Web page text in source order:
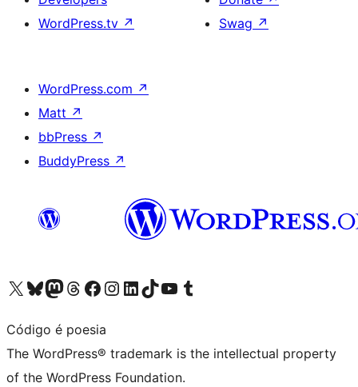
WordPress.tv ↗
Swag ↗
WordPress.com ↗
Matt ↗
bbPress ↗
BuddyPress ↗
Visit our X (formerly Twitter) account
Visit our Bluesky account
Visit our Mastodon account
Visit our Threads account
Visit our Facebook page
Visit our Instagram account
Visit our LinkedIn account
Visit our TikTok account
Visit our YouTube channel
Visit our Tumblr account
Código é poesia
The WordPress® trademark is the intellectual property
of the WordPress Foundation.